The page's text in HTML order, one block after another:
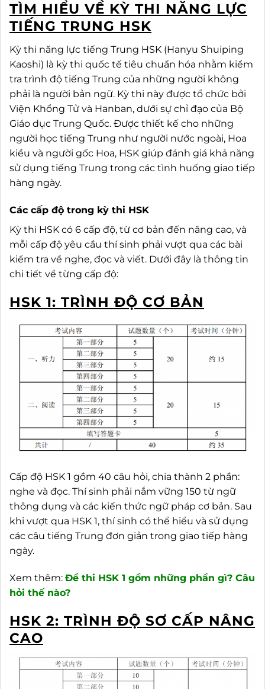
TÌM HIỂU VỀ KỲ THI NĂNG LỰC
TIẾNG TRUNG HSK
Kỳ thi năng lực tiếng Trung HSK (Hanyu Shuiping
Kaoshi) là kỳ thi quốc tế tiêu chuẩn hóa nhằm kiểm
tra trình độ tiếng Trung của những người không
phải là người bản ngữ. Kỳ thi này được tổ chức bởi
Viện Khổng Tử và Hanban, dưới sự chỉ đạo của Bộ
Giáo dục Trung Quốc. Được thiết kế cho những
người học tiếng Trung như người nước ngoài, Hoa
kiều và người gốc Hoa, HSK giúp đánh giá khả năng
sử dụng tiếng Trung trong các tình huống giao tiếp
hàng ngày.
Các cấp độ trong kỳ thi HSK
Kỳ thi HSK có 6 cấp độ, từ cơ bản đến nâng cao, và
mỗi cấp độ yêu cầu thí sinh phải vượt qua các bài
kiểm tra về nghe, đọc và viết. Dưới đây là thông tin
chi tiết về từng cấp độ:
HSK 1: TRÌNH ĐỘ CƠ BẢN
Cấp độ HSK 1 gồm 40 câu hỏi, chia thành 2 phần:
nghe và đọc. Thí sinh phải nắm vững 150 từ ngữ
thông dụng và các kiến thức ngữ pháp cơ bản. Sau
khi vượt qua HSK 1, thí sinh có thể hiểu và sử dụng
các câu tiếng Trung đơn giản trong giao tiếp hàng
ngày.
Xem thêm: Đề thi HSK 1 gồm những phần gì? Câu
hỏi thế nào?
HSK 2: TRÌNH ĐỘ SƠ CẤP NÂNG
CAO